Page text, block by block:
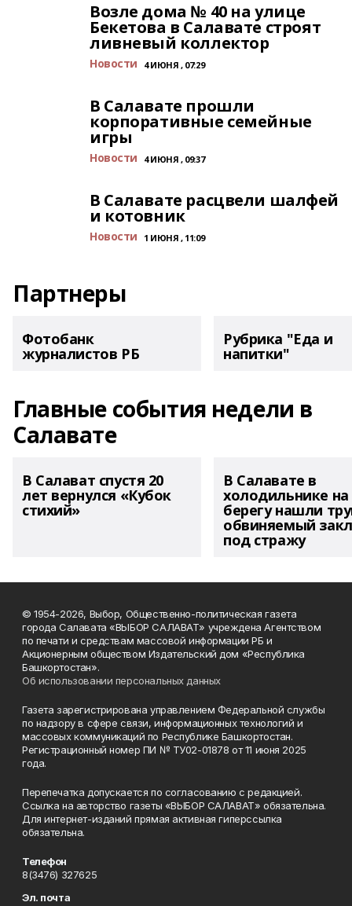
Возле дома № 40 на улице
Бекетова в Салавате строят
ливневый коллектор
Новости 4 ИЮНЯ , 07:29
В Салавате прошли
корпоративные семейные
игры
Новости 4 ИЮНЯ , 09:37
В Салавате расцвели шалфей
и котовник
Новости 1 ИЮНЯ , 11:09
Партнеры
Фотобанк
журналистов РБ
Рубрика "Еда и
напитки"
Главные события недели в
Салавате
В Салават спустя 20
лет вернулся «Кубок
стихий»
В Салавате в
холодильнике на
берегу нашли
обвиняемый
под стражу
© 1954-2026, Выбор, Общественно-политическая газета
города Салавата «ВЫБОР САЛАВАТ» учреждена Агентством
по печати и средствам массовой информации РБ и
Акционерным обществом Издательский дом «Республика
Башкортостан».
Об использовании персональных данных
Газета зарегистрирована управлением Федеральной службы
по надзору в сфере связи, информационных технологий и
массовых коммуникаций по Республике Башкортостан.
Регистрационный номер ПИ № ТУ02-01878 от 11 июня 2025
года.
Перепечатка допускается по согласованию с редакцией.
Ссылка на авторство газеты «ВЫБОР САЛАВАТ» обязательна.
Для интернет-изданий прямая активная гиперссылка
обязательна.
Телефон
8(3476) 327625
Эл. почта